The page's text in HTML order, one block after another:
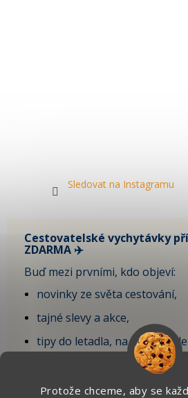
Protože chceme, aby se
Sledovat na Instagramu
Cestovatelské vychytávky
ZDARMA ✈️
Buď mezi prvními, kdo objeví:
novinky ze světa cestování,
tajné slevy a akce,
tipy do letadla, na krátké
dovolenou,